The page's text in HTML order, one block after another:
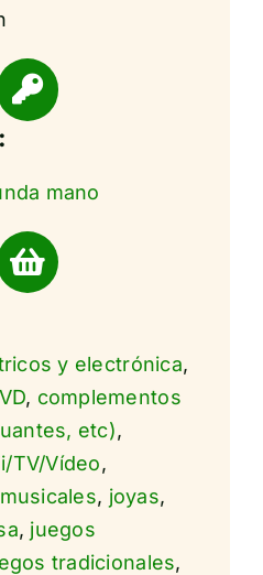
mano
y electrónica,
, complementos
etc),
TV/Vídeo,
, joyas,
, juegos
tradicionales,